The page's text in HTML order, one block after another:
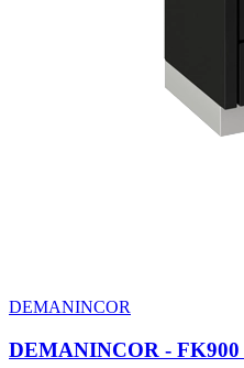
DEMANINCOR
DEMANINCOR - FK900